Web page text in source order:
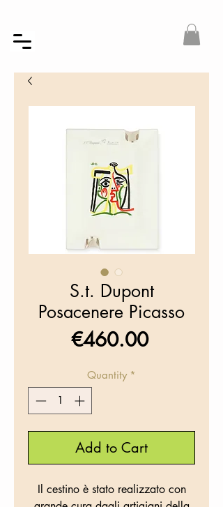
S.t. Dupont
Posacenere Picasso
€460.00Price
Quantity *
Add to Cart
Il cestino è stato realizzato con